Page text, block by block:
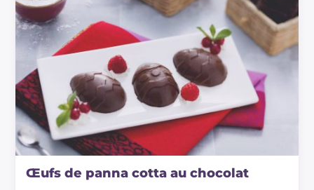
Œufs de panna cotta au chocolat